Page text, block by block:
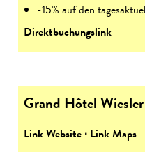
-15% auf den
Direktbuchungslink
Grand Hôtel Wiesler
Link Website ∙ Link Maps